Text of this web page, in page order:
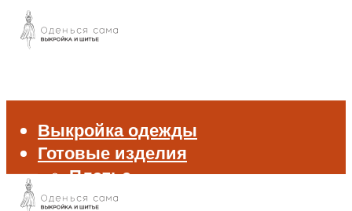
Выкройка одежды
Готовые изделия
Платье
Брюки